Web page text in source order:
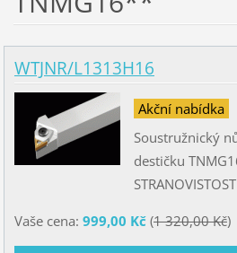
WTJNR/L1313H16
Akční nabídka
Soustružnický
destičku
Vaše cena: 999,00 Kč(1 320,00 Kč)